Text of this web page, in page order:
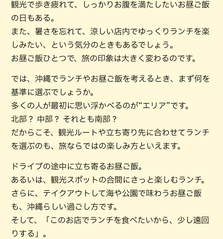
観光で歩き疲れて、しっかりお腹を満たしたいお昼ご飯
の日もある。
また、暑さを忘れて、涼しい店内でゆっくりランチを楽
しみたい、という気分のときもあるでしょう。
お昼ご飯ひとつで、旅の印象は大きく変わるのです。
では、沖縄でランチやお昼ご飯を考えるとき、まず何を
基準に選ぶでしょうか。
多くの人が最初に思い浮かべるのが“エリア”です。
北部？ 中部？ それとも南部？
だからこそ、観光ルートや立ち寄り先に合わせてランチ
を選ぶのも、旅ならではの楽しみ方といえます。
ドライブの途中に立ち寄るお昼ご飯。
あるいは、観光スポットの合間にさっと楽しむランチ。
さらに、テイクアウトして海や公園で味わうお昼ご飯
も、沖縄らしい過ごし方です。
そして、「このお店でランチを食べたいから、少し遠回
りする」。